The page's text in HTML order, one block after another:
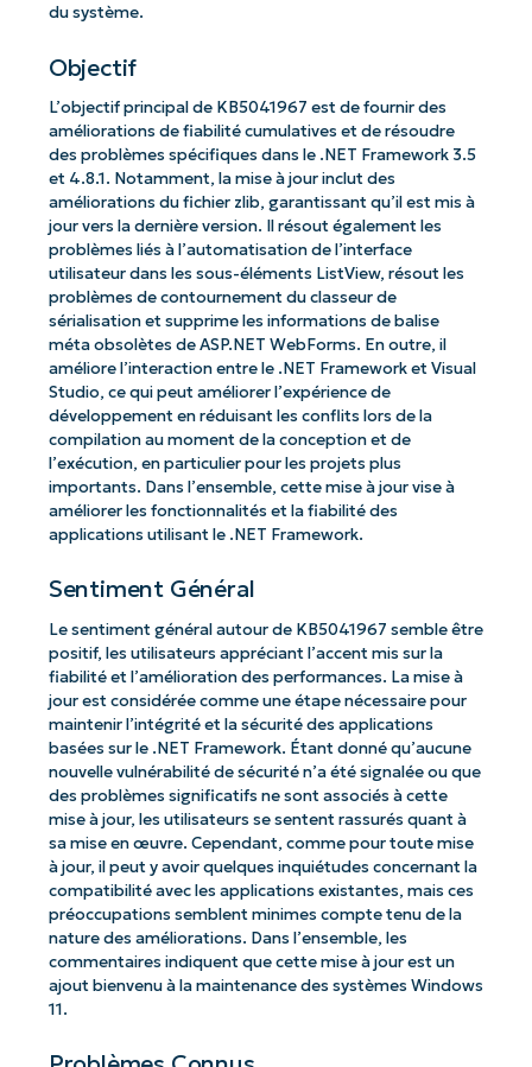
du système.
Objectif
L’objectif principal de KB5041967 est de fournir des
améliorations de fiabilité cumulatives et de résoudre
des problèmes spécifiques dans le .NET Framework 3.5
et 4.8.1. Notamment, la mise à jour inclut des
améliorations du fichier zlib, garantissant qu’il est mis à
jour vers la dernière version. Il résout également les
problèmes liés à l’automatisation de l’interface
utilisateur dans les sous-éléments ListView, résout les
problèmes de contournement du classeur de
sérialisation et supprime les informations de balise
méta obsolètes de ASP.NET WebForms. En outre, il
améliore l’interaction entre le .NET Framework et Visual
Studio, ce qui peut améliorer l’expérience de
développement en réduisant les conflits lors de la
compilation au moment de la conception et de
l’exécution, en particulier pour les projets plus
importants. Dans l’ensemble, cette mise à jour vise à
améliorer les fonctionnalités et la fiabilité des
applications utilisant le .NET Framework.
Sentiment Général
Le sentiment général autour de KB5041967 semble être
positif, les utilisateurs appréciant l’accent mis sur la
fiabilité et l’amélioration des performances. La mise à
jour est considérée comme une étape nécessaire pour
maintenir l’intégrité et la sécurité des applications
basées sur le .NET Framework. Étant donné qu’aucune
nouvelle vulnérabilité de sécurité n’a été signalée ou que
des problèmes significatifs ne sont associés à cette
mise à jour, les utilisateurs se sentent rassurés quant à
sa mise en œuvre. Cependant, comme pour toute mise
à jour, il peut y avoir quelques inquiétudes concernant la
compatibilité avec les applications existantes, mais ces
préoccupations semblent minimes compte tenu de la
nature des améliorations. Dans l’ensemble, les
commentaires indiquent que cette mise à jour est un
ajout bienvenu à la maintenance des systèmes Windows
11.